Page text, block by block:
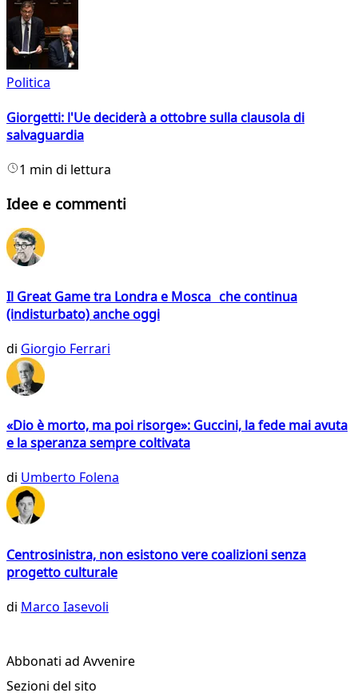
Politica
Giorgetti: l'Ue deciderà a ottobre sulla clausola di
salvaguardia
1 min di lettura
Idee e commenti
Il Great Game tra Londra e Mosca che continua
(indisturbato) anche oggi
di Giorgio Ferrari
«Dio è morto, ma poi risorge»: Guccini, la fede mai avuta
e la speranza sempre coltivata
di Umberto Folena
Centrosinistra, non esistono vere coalizioni senza
progetto culturale
di Marco Iasevoli
Abbonati ad Avvenire
Sezioni del sito